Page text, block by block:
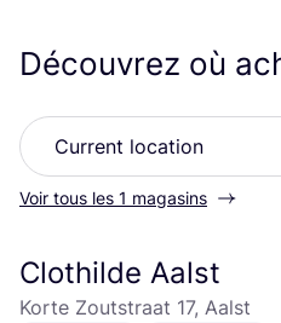
Découvrez où
Voir tous les 1 magasins
Clothilde Aalst
Korte Zoutstraat 17, Aalst